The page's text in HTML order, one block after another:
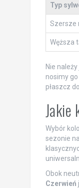
Typ
Szersze
Węższa
Nie
nosimy
płaszcz
Jakie
Wybór
sezonie
Obok
Czerwień